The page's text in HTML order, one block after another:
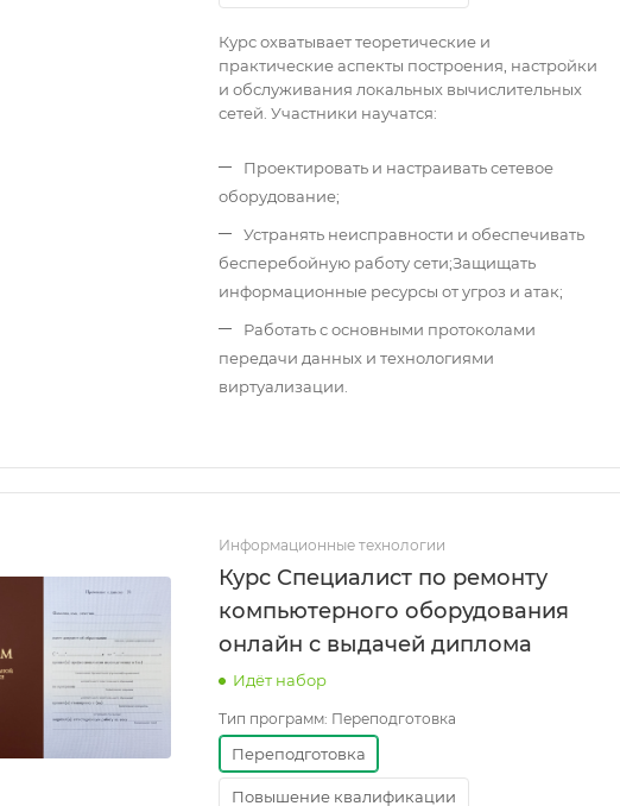
Курс охватывает теоретические и
практические аспекты построения, настройки
и обслуживания локальных вычислительных
сетей. Участники научатся:
Проектировать и настраивать сетевое
оборудование;
Устранять неисправности и обеспечивать
бесперебойную работу сети;Защищать
информационные ресурсы от угроз и атак;
Работать с основными протоколами
передачи данных и технологиями
виртуализации.
Информационные технологии
Курс Специалист по ремонту
компьютерного оборудования
онлайн с выдачей диплома
Идёт набор
Тип программ: Переподготовка
Переподготовка
Повышение квалификации